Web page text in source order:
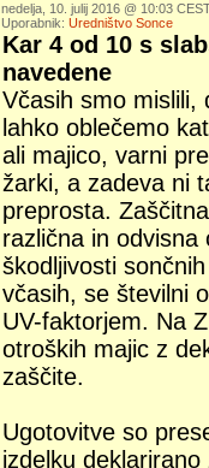
nedelja, 10. julij 2016 @ 10:03
Uporabnik: Uredništvo Sonce
Kar 4 od 10 s
navedene
Včasih smo mislili,
lahko oblečemo
ali majico, varni
žarki, a zadeva ni
preprosta.
različna in odvisna
škodljivosti
včasih, se številni
UV-faktorjem. Na
otroških majic z
zaščite.
Ugotovitve so
izdelku